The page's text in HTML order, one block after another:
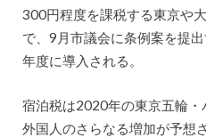
300円程度を課税する東京や
で、9月市議会に条例案を提
年度に導入される。
宿泊税は2020年の東京五輪
外国人のさらなる増加が予想